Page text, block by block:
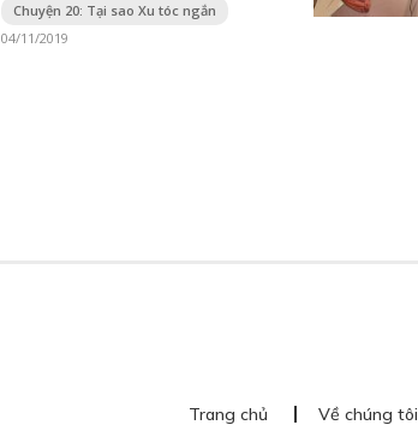
Chuyện 20: Tại sao Xu tóc ngắn
04/11/2019
Trang chủ Về chúng tôi